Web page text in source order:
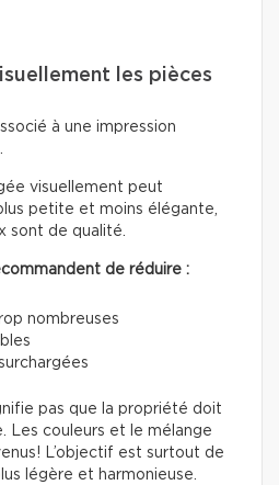
les pièces
à une impression
visuellement peut
petite et moins élégante,
sont de qualité.
de réduire :
nombreuses
pas que la propriété doit
Les couleurs et le mélange
L’objectif est surtout de
légère et harmonieuse.